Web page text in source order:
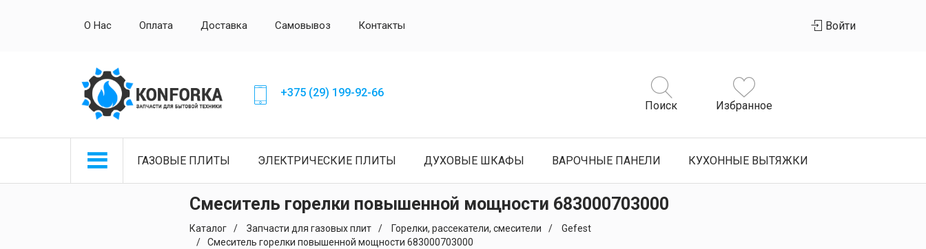
О Нас Оплата Доставка Самовывоз Контакты Войти
+375 (29) 199-92-66
Поиск
Избранное
ГАЗОВЫЕ ПЛИТЫ ЭЛЕКТРИЧЕСКИЕ ПЛИТЫ ДУХОВЫЕ ШКАФЫ ВАРОЧНЫЕ ПАНЕЛИ КУХОННЫЕ ВЫТЯЖКИ
Смеситель горелки повышенной мощности 683000703000
Каталог Запчасти для газовых плит Горелки, рассекатели, смесители
Gefest
Смеситель горелки повышенной мощности 683000703000